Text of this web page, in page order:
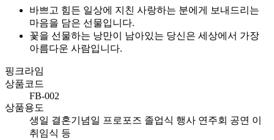
바쁘고 힘든 일상에 지친 사랑하는 분에게 보내드리는
마음을 담은 선물입니다.
꽃을 선물하는 낭만이 남아있는 당신은 세상에서 가장
아름다운 사람입니다.
핑크라임
상품코드
FB-002
상품용도
생일 결혼기념일 프로포즈 졸업식 행사 연주회 공연 이
취임식 등